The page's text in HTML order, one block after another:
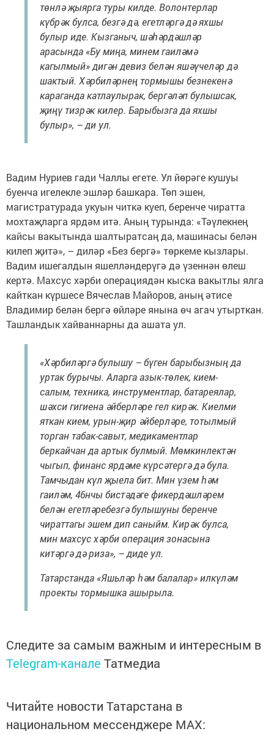
төнлә җыярга туры килде. Волонтерлар
күбрәк булса, безгә дә, егетләргә дә яхшы
булыр иде. Кызганыч, шәһәрдәшләр
арасында «Бу миңа, минем гаиләмә
кагылмый» дигән девиз белән яшәүчеләр дә
шактый. Хәрбиләрнең тормышы безнекенә
караганда катлаулырак, бергәләп булышсак,
җиңү тизрәк килер. Барыбызга да яхшы
булыр», – ди ул.
Вадим Нуриев гади Чаллы егете. Ул йөрәге кушуы
буенча игелекле эшләр башкара. Төп эшен,
магистратурада укуын читкә куеп, беренче чиратта
мохтаҗларга ярдәм итә. Аның турында: «Тәүлекнең
кайсы вакытында шалтыратсаң да, машинасы белән
килеп җитә», – диләр «Без бергә» төркеме кызлары.
Вадим ишегалдын яшелләндерүгә дә үзеннән өлеш
кертә. Махсус хәрби операциядән кыска вакытлы ялга
кайткан күршесе Вячеслав Майоров, аның әтисе
Владимир белән бергә өйләре янына өч агач утырткан.
Ташландык хайваннарны да ашата ул.
«Хәрбиләргә булышу – бүген барыбызның да
уртак бурычы. Аларга азык-төлек, кием-
салым, техника, инструментлар, батареялар,
шәхси гигиена әйберләре гел кирәк. Киелми
яткан кием, урын-җир әйберләре, тотылмый
торган табак-савыт, медикаментлар
беркайчан да артык булмый. Мөмкинлектән
чыгып, финанс ярдәме күрсәтергә дә була.
Тамчыдан күл җыела бит. Мин үзем һәм
гаиләм, 46нчы бистәдәге фикердәшләрем
белән егетләребезгә булышуны беренче
чираттагы эшем дип саныйм. Кирәк булса,
мин махсус хәрби операция зонасына
китәргә дә риза», – диде ул.
Татарстанда «Яшьләр һәм балалар» илкүләм
проекты тормышка ашырыла.
Следите за самым важным и интересным в
Telegram-канале Татмедиа
Читайте новости Татарстана в
национальном мессенджере MАХ: